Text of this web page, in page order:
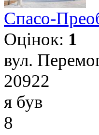
Спасо-
Оцінок: 1
вул.
20922
я був
8